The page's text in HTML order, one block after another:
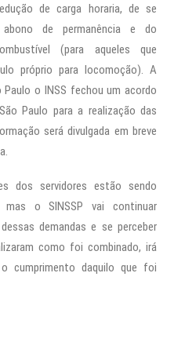
de carga horaria, de se
de permanência e do
(para aqueles que
próprio para locomoção). A
o INSS fechou um acordo
Paulo para a realização das
será divulgada em breve
dos servidores estão sendo
mas o SINSSP vai continuar
demandas e se perceber
como foi combinado, irá
cumprimento daquilo que foi